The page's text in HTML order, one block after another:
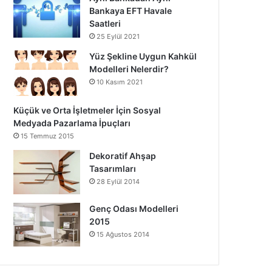
Bankaya EFT Havale
Saatleri
25 Eylül 2021
Yüz Şekline Uygun Kahkül
Modelleri Nelerdir?
10 Kasım 2021
Küçük ve Orta İşletmeler İçin Sosyal
Medyada Pazarlama İpuçları
15 Temmuz 2015
Dekoratif Ahşap
Tasarımları
28 Eylül 2014
Genç Odası Modelleri
2015
15 Ağustos 2014